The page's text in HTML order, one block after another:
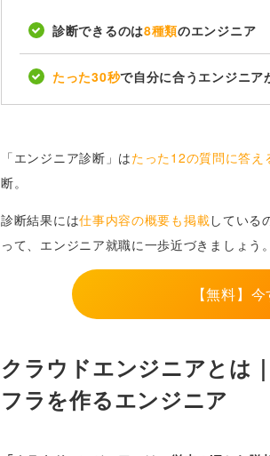
診断できるのは8種類のエンジニア
たった30秒で自分に合うエンジニア
「エンジニア診断」はたった12の質問に答え
断。
診断結果には仕事内容の概要も掲載している
って、エンジニア就職に一歩近づきましょう。
【無料】
クラウドエンジニアとは
フラを作るエンジニア